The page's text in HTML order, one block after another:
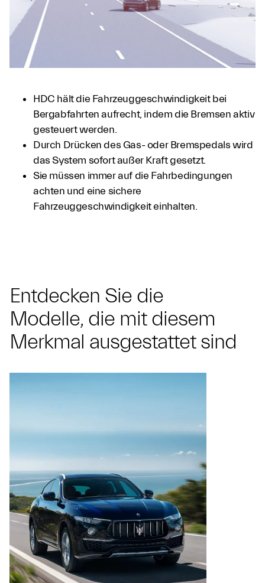
HDC hält die Fahrzeuggeschwindigkeit bei
Bergabfahrten aufrecht, indem die Bremsen aktiv
gesteuert werden.
Durch Drücken des Gas- oder Bremspedals wird
das System sofort außer Kraft gesetzt.
Sie müssen immer auf die Fahrbedingungen
achten und eine sichere
Fahrzeuggeschwindigkeit einhalten.
Entdecken Sie die
Modelle, die mit diesem
Merkmal ausgestattet sind